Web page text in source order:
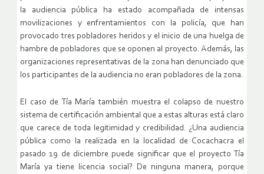
la audiencia pública ha estado acompañada de intensas
movilizaciones y enfrentamientos con la policía, que han
provocado tres pobladores heridos y el inicio de una huelga de
hambre de pobladores que se oponen al proyecto. Además, las
organizaciones representativas de la zona han denunciado que
los participantes de la audiencia no eran pobladores de la zona.
El caso de Tía María también muestra el colapso de nuestro
sistema de certificación ambiental que a estas alturas está claro
que carece de toda legitimidad y credibilidad. ¿Una audiencia
pública como la realizada en la localidad de Cocachacra el
pasado 19 de diciembre puede significar que el proyecto Tía
María ya tiene licencia social? De ninguna manera, porque